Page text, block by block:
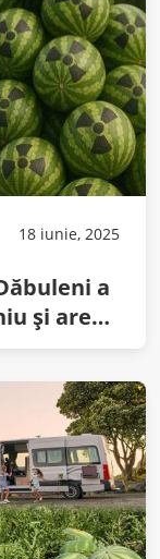
18 iunie, 2025
a
şi are